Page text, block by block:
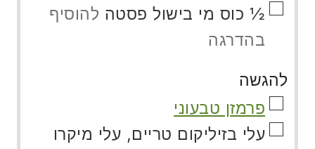
▢
½ כוס מי בישול פסטה להוסיף
בהדרגה
להגשה
▢ פרמזן טבעוני
▢ עלי בזיליקום טריים, עלי מיקרו